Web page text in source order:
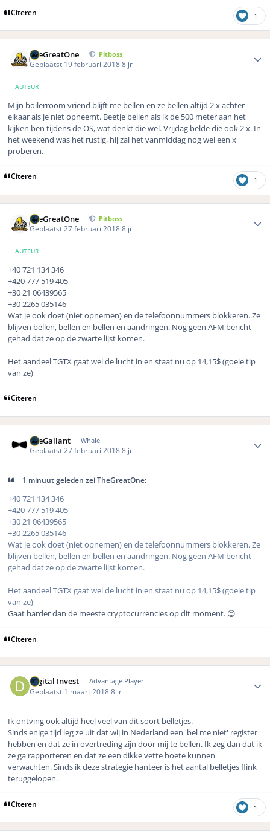
Citeren 1
TheGreatOne Pitboss
Geplaatst 19 februari 20188 jr
AUTEUR
Mijn boilerroom vriend blijft me bellen en ze bellen altijd 2 x achter
elkaar als je niet opneemt. Beetje bellen als ik de 500 meter aan het
kijken ben tijdens de OS, wat denkt die wel. Vrijdag belde die ook 2 x. In
het weekend was het rustig, hij zal het vanmiddag nog wel een x
proberen.
Citeren 1
TheGreatOne Pitboss
Geplaatst27 februari 20188 jr
AUTEUR
+40 721 134 346
+420 777 519 405
+30 21 06439565
+30 2265 035146
Wat je ook doet (niet opnemen) en de telefoonnummers blokkeren. Ze
blijven bellen, bellen en bellen en aandringen. Nog geen AFM bericht
gehad dat ze op de zwarte lijst komen.
Het aandeel TGTX gaat wel de lucht in en staat nu op 14,15$ (goeie tip
van ze)
Citeren
TheGallant Whale
Geplaatst27 februari 20188 jr
1 minuut geleden zei TheGreatOne:
+40 721 134 346
+420 777 519 405
+30 21 06439565
+30 2265 035146
Wat je ook doet (niet opnemen) en de telefoonnummers blokkeren. Ze
blijven bellen, bellen en bellen en aandringen. Nog geen AFM bericht
gehad dat ze op de zwarte lijst komen.
Het aandeel TGTX gaat wel de lucht in en staat nu op 14,15$ (goeie tip
van ze)
Gaat harder dan de meeste cryptocurrencies op dit moment. 😉
Citeren
Digital Invest Advantage Player
Geplaatst 1 maart 20188 jr
Ik ontving ook altijd heel veel van dit soort belletjes.
Sinds enige tijd leg ze uit dat wij in Nederland een 'bel me niet' register
hebben en dat ze in overtreding zijn door mij te bellen. Ik zeg dan dat ik
ze ga rapporteren en dat ze een dikke vette boete kunnen
verwachten. Sinds ik deze strategie hanteer is het aantal belletjes flink
teruggelopen.
Citeren 1